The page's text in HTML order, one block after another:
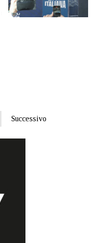
Successivo